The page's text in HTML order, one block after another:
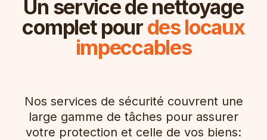
Un service de nettoyage
complet pourdes locaux
impeccables
Nos services de sécurité couvrent une
large gamme de tâches pour assurer
votre protection et celle de vos biens: